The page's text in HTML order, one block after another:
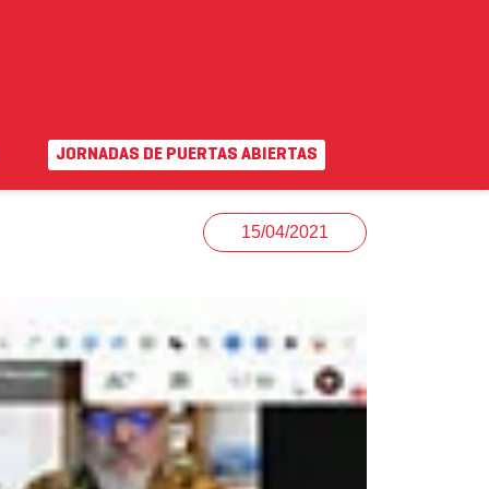
Campus virtual EN|VA
JORNADAS DE PUERTAS ABIERTAS
15/04/2021